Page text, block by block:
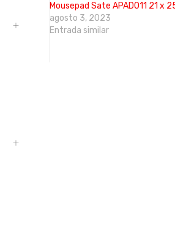
Mousepad Sate APAD011 21 x
agosto 3, 2023
Entrada similar